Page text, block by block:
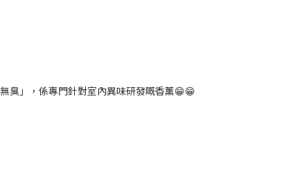
臭」，係專門針對室內異味研發嘅香薰😁😁